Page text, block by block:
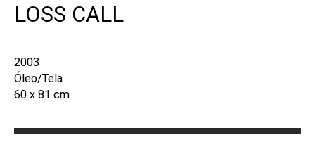
LOSS CALL
2003
Óleo/Tela
60 x 81 cm